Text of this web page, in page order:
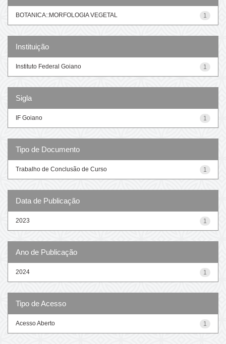
1
BOTANICA::MORFOLOGIA VEGETAL
Instituição
1
Instituto Federal Goiano
Sigla
1
IF Goiano
Tipo de Documento
1
Trabalho de Conclusão de Curso
Data de Publicação
1
2023
Ano de Publicação
1
2024
Tipo de Acesso
1
Acesso Aberto